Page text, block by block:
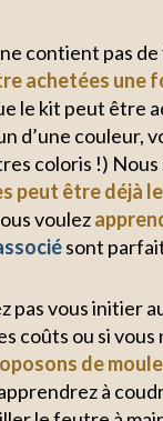
contient pas
achetées une
le kit peut être
d’une couleur,
coloris !) Nous
peut être déjà
voulez
sont
pas vous initier
coûts ou si vous
de
à